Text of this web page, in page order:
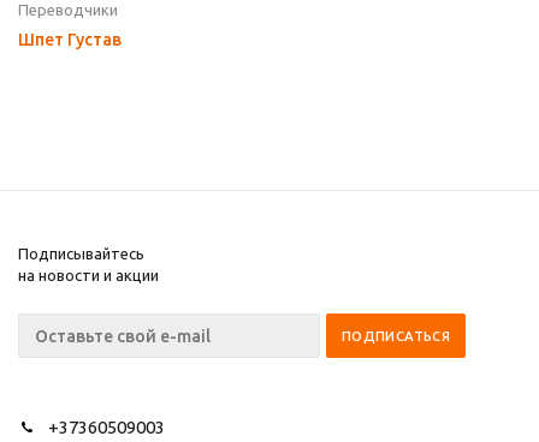
Переводчики
Шпет Густав
Подписывайтесь
на новости и акции
+37360509003